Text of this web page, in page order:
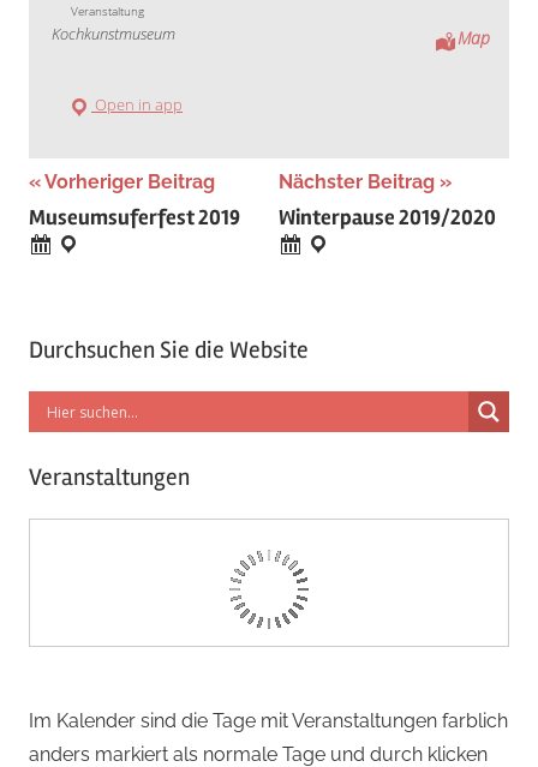
Veranstaltung
Kochkunstmuseum Map
Open in app
Beitragsnavigation
Vorheriger Beitrag
Museumsuferfest 2019
Nächster Beitrag
Winterpause 2019/2020
Durchsuchen Sie die Website
Veranstaltungen
Im Kalender sind die Tage mit Veranstaltungen farblich
anders markiert als normale Tage und durch klicken